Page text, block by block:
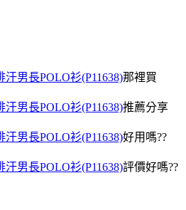
汗男長POLO衫(P11638)那裡買
汗男長POLO衫(P11638)推薦分享
汗男長POLO衫(P11638)好用嗎??
汗男長POLO衫(P11638)評價好嗎??